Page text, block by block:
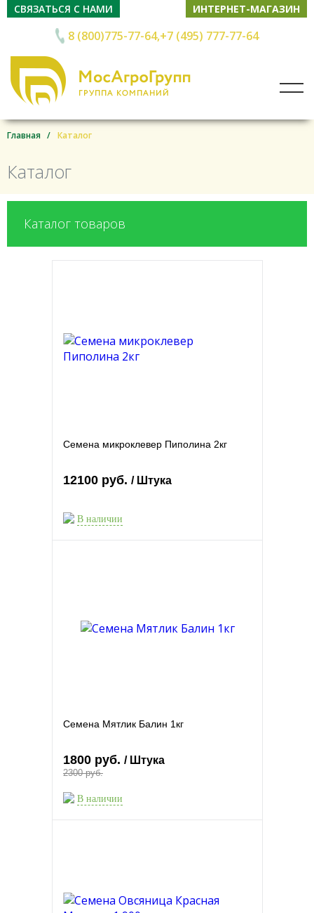
ИНТЕРНЕТ-МАГАЗИН
8 (800)775-77-64 +7 (495) 777-77-64
СВЯЗАТЬСЯ С НАМИ
Главная Каталог
Каталог
Каталог товаров
Семена микроклевер Пиполина 2кг
12100 руб. / Штука
В наличии
Семена Мятлик Балин 1кг
1800 руб. / Штука
2300 руб.
В наличии